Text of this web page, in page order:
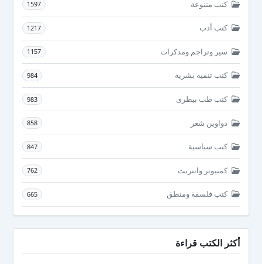
كتب متنوعة 1597
كتب أدب 1217
سير وتراجم ومذكرات 1157
كتب تنمية بشرية 984
كتب طب بيطرى 983
دواوين شعر 858
كتب سياسية 847
كمبيوتر وانترنت 762
كتب فلسفة ومنطق 665
أكثر الكتب قراءة